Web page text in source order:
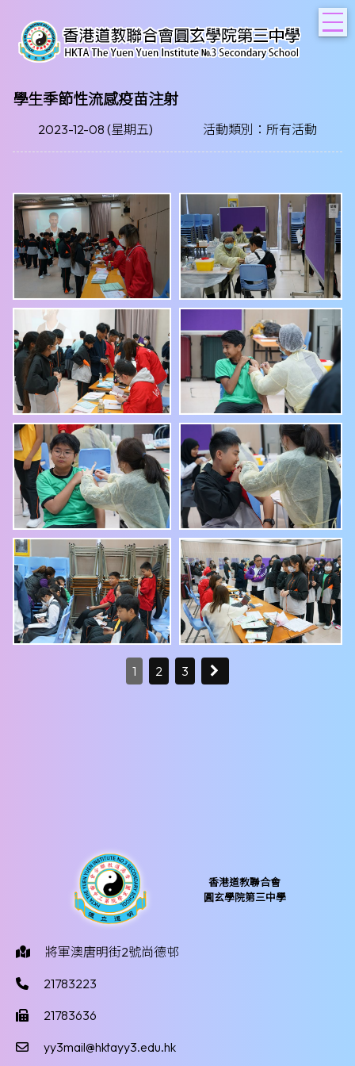
學生季節性流感疫苗注射
2023-12-08 (星期五) 活動類別：所有活動
1 2 3
香港道教聯合會
圓玄學院第三中學
將軍澳唐明街2號尚德邨
21783223
21783636
yy3mail@hktayy3.edu.hk